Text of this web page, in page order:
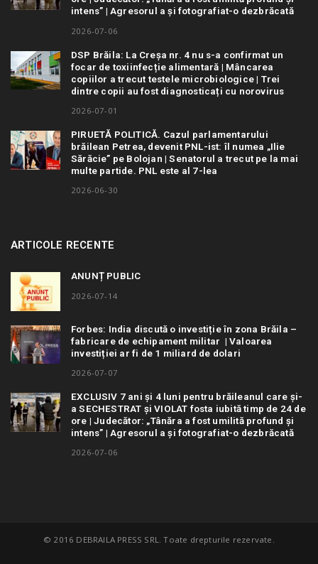
intens” | Agresorul a și fotografiat-o dezbrăcată
2026-07-06
DSP Brăila: La Creșa nr. 4 nu s-a confirmat un
focar de toxiinfecție alimentară | Mâncarea
copiilor a trecut testele microbiologice | Trei
dintre copii au fost diagnosticați cu norovirus
2026-07-01
PIRUETĂ POLITICĂ. Cazul parlamentarului
brăilean Petrea, devenit PNL-ist: îl numea „Ilie
Sărăcie” pe Bolojan | Senatorul a trecut pe la mai
multe partide. PNL este al 7-lea
2026-06-30
ARTICOLE RECENTE
ANUNȚ PUBLIC
2026-07-14
Forbes: India discută o investiție în zona Brăila –
fabricare de echipament militar | Valoarea
investiției ar fi de 1 miliard de dolari
2026-07-07
EXCLUSIV 7 ani și 4 luni pentru brăileanul care și-
a SECHESTRAT și VIOLAT fosta iubită timp de 24 de
ore | Judecător: „Tânăra a fost umilită profund și
intens” | Agresorul a și fotografiat-o dezbrăcată
2026-07-06
© 2016 DEBRAILA PRESS SRL. Toate drepturile rezervate.